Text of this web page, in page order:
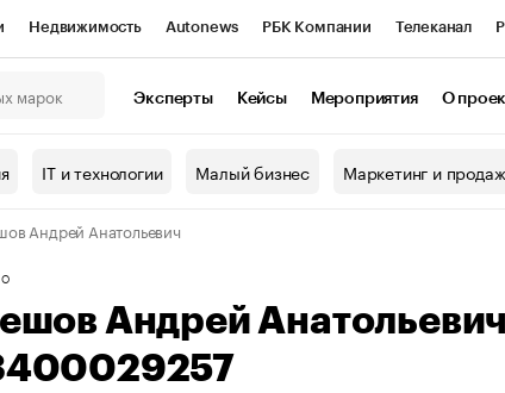
Недвижимость Autonews РБК Компании Телеканал
контрагентов
Эксперты Кейсы Мероприятия О
IT и технологии Малый бизнес Маркетинг и
Андрей Анатольевич
Андрей